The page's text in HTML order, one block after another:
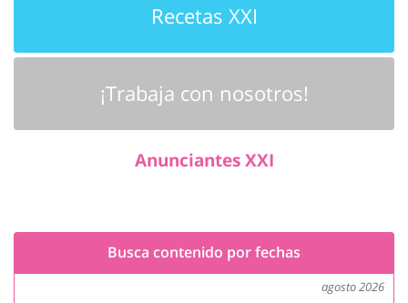
Recetas XXI
¡Trabaja con nosotros!
Anunciantes XXI
Busca contenido por fechas
agosto 2026